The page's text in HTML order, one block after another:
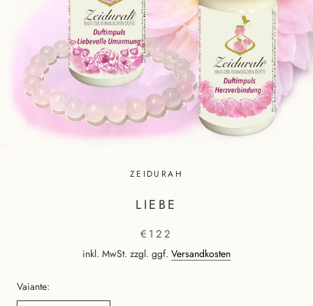
ZEIDURAH
LIEBE
€122
inkl. MwSt. zzgl. ggf. Versandkosten
Vaiante: